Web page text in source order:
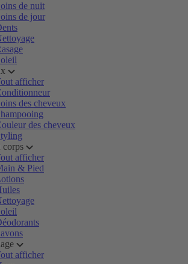
de nuit
de jour
afficher
des cheveux
des cheveux
corps
afficher
& Pied
afficher